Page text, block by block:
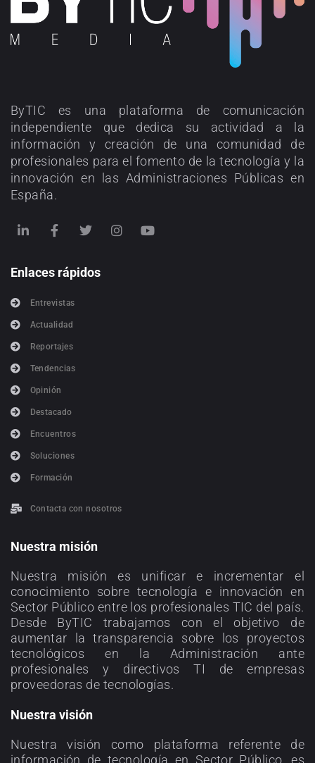
ByTIC es una plataforma de comunicación
independiente que dedica su actividad a la
información y creación de una comunidad de
profesionales para el fomento de la tecnología y la
innovación en las Administraciones Públicas en
España.
Enlaces rápidos
Entrevistas
Actualidad
Reportajes
Tendencias
Opinión
Destacado
Encuentros
Soluciones
Formación
Contacta con nosotros
Nuestra misión
Nuestra misión es unificar e incrementar el
conocimiento sobre tecnología e innovación en
Sector Público entre los profesionales TIC del país.
Desde ByTIC trabajamos con el objetivo de
aumentar la transparencia sobre los proyectos
tecnológicos en la Administración ante
profesionales y directivos TI de empresas
proveedoras de tecnologías.
Nuestra visión
Nuestra visión como plataforma referente de
información de tecnología en Sector Público, es